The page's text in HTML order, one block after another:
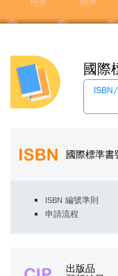
國際
國際標準書
ISBN 編號準則
申請流程
出版品